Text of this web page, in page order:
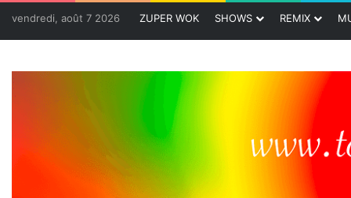
vendredi, août 7 2026 ZUPER WOK SHOWS REMIX